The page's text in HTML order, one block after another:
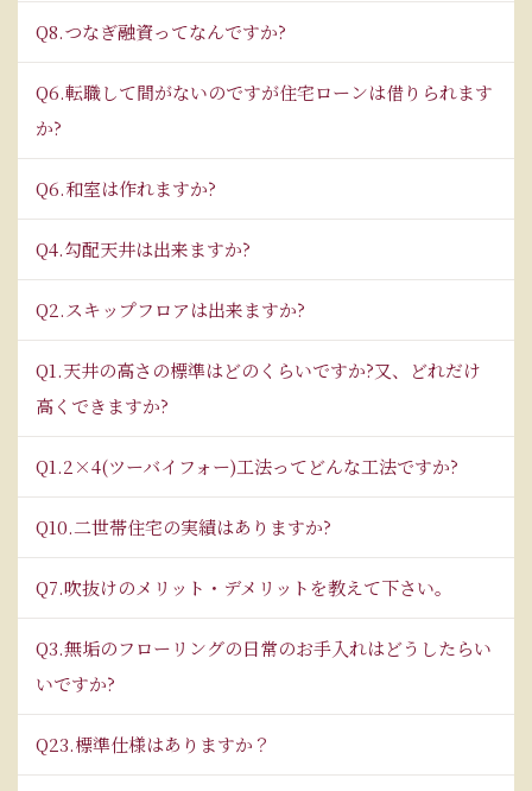
Q8.つなぎ融資ってなんですか?
Q6.転職して間がないのですが住宅ローンは借りられます
か?
Q6.和室は作れますか?
Q4.勾配天井は出来ますか?
Q2.スキップフロアは出来ますか?
Q1.天井の高さの標準はどのくらいですか?又、どれだけ
高くできますか?
Q1.2×4(ツーバイフォー)工法ってどんな工法ですか?
Q10.二世帯住宅の実績はありますか?
Q7.吹抜けのメリット・デメリットを教えて下さい。
Q3.無垢のフローリングの日常のお手入れはどうしたらい
いですか?
Q23.標準仕様はありますか？